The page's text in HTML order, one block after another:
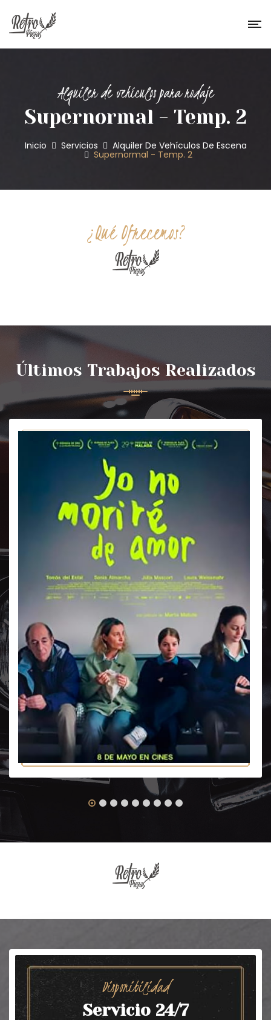
Alquiler de vehículos para rodaje
Supernormal - Temp. 2
Inicio Servicios Alquiler De Vehículos De Escena
Supernormal - Temp. 2
¿Qué Ofrecemos?
Últimos Trabajos Realizados
Disponibilidad
Servicio 24/7